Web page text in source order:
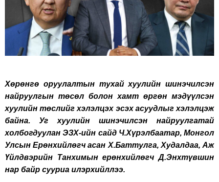
Хөрөнгө оруулалтын тухай хуулийн шинэчилсэн
найруулгын төсөл болон хамт өргөн мэдүүлсэн
хуулийн төслийг хэлэлцэх эсэх асуудлыг хэлэлцэж
байна. Уг хуулийн шинэчилсэн найруулгатай
холбогдуулан ЭЗХ-ийн сайд Ч.Хүрэлбаатар, Монгол
Улсын Ерөнхийлөгч асан Х.Баттулга, Худалдаа, Аж
Үйлдвэрийн Танхимын ерөнхийлөгч Д.Энхтүвшин
нар байр сууриа илэрхийллээ.